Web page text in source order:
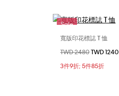
Sale
XXS
XS
L
寬版印花標誌 T 恤
價格扣減從
TWD 2480至
TWD 1240
3件9折; 5件85折